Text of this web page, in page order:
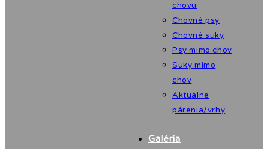
chovu
Chovné psy
Chovné suky
Psy mimo chov
Suky mimo
chov
Aktuálne
párenia/vrhy
Galéria